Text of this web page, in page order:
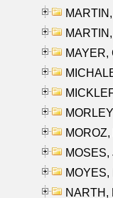
MAYER,
NARTH,